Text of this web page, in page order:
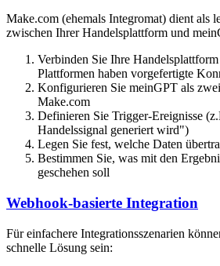
Make.com (ehemals Integromat) dient als
zwischen Ihrer Handelsplattform und
Verbinden Sie Ihre
Plattformen haben vorgefertigte
Konfigurieren Sie meinGPT als
Make.com
Definieren Sie Trigger-Ereignisse
Handelssignal generiert wird")
Legen Sie fest, welche Daten
Bestimmen Sie, was mit den
geschehen soll
Webhook-basierte Integration
Für einfachere Integrationsszenarien
schnelle Lösung sein: